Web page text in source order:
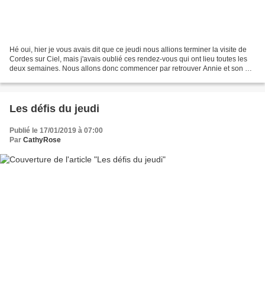
Hé oui, hier je vous avais dit que ce jeudi nous allions terminer la visite de
Cordes sur Ciel, mais j'avais oublié ces rendez-vous qui ont lieu toutes les
deux semaines. Nous allons donc commencer par retrouver Annie et son RV
Les défis du jeudi
Publié le 17/01/2019 à 07:00
Par CathyRose